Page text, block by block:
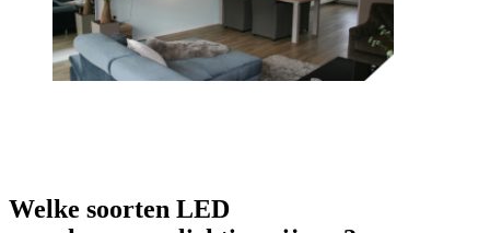
Welke soorten LED